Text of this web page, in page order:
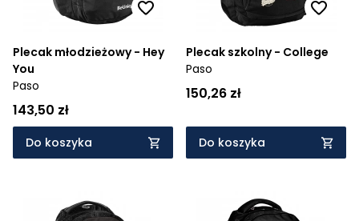
Plecak młodzieżowy - Hey
You
Paso
143,50 zł
Do koszyka
Plecak szkolny - College
Paso
150,26 zł
Do koszyka